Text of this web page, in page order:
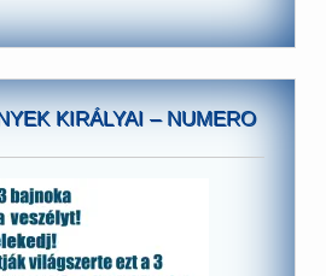
KIRÁLYAI – NUMERO